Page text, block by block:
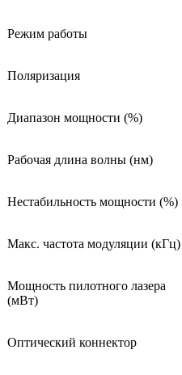
Режим работы
Поляризация
Диапазон мощности (%)
Рабочая длина волны (нм)
Нестабильность мощности (%)
Макс. частота модуляции (кГц)
Мощность пилотного лазера
(мВт)
Оптический коннектор